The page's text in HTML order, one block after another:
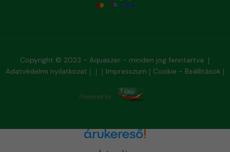
Copyright © 2023 - Aquaszer - minden jog fenntartva
Adatvédelmi nyilatkozat
Impresszum Cookie - Beállítások